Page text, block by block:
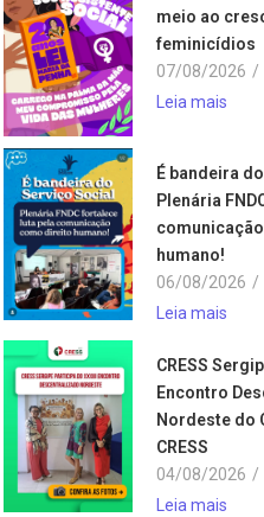
meio ao
feminicídios
07/08/2026 /
Leia mais
É bandeira
Plenária
humano!
06/08/2026 /
Leia mais
CRESS
Encontro
Nordeste do
CRESS
04/08/2026 /
Leia mais